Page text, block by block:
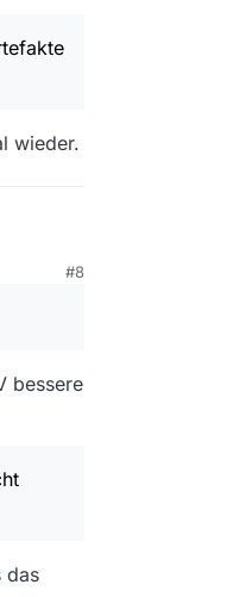
wieder.
#8
bessere
das